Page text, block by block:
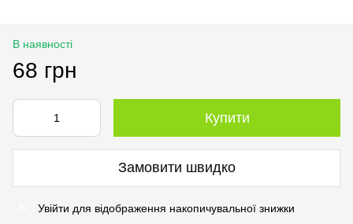
В наявності
68 грн
Купити
Замовити швидко
Увійти для відображення накопичувальної знижки